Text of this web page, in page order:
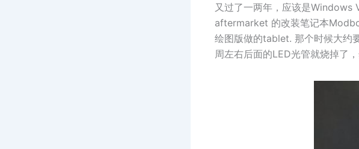
又过了一两年，应该是Windows
aftermarket 的改装笔记本
绘图版做的tablet. 那个时候大约
周左右后面的LED光管就烧掉了